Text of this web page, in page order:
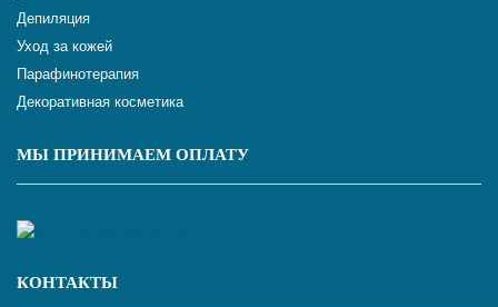
Депиляция
Уход за кожей
Парафинотерапия
Декоративная косметика
МЫ ПРИНИМАЕМ ОПЛАТУ
КОНТАКТЫ